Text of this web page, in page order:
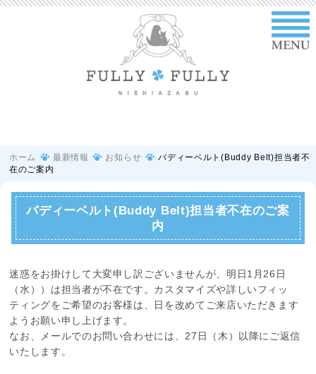
ホーム 最新情報 お知らせ
バディーベルト(Buddy Belt)担当者不
在のご案内
バディーベルト(Buddy Belt)担当者不在のご案
内
迷惑をお掛けして大変申し訳ございませんが、明日1月26日
（水））は担当者が不在です。カスタマイズや詳しいフィッ
ティングをご希望のお客様は、日を改めてご来店いただきます
ようお願い申し上げます。
なお、メールでのお問い合わせには、27日（木）以降にご返信
いたします。